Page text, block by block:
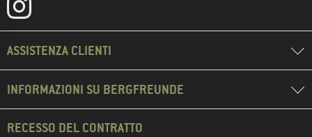
ASSISTENZA CLIENTI
INFORMAZIONI SU BERGFREUNDE
RECESSO DEL CONTRATTO